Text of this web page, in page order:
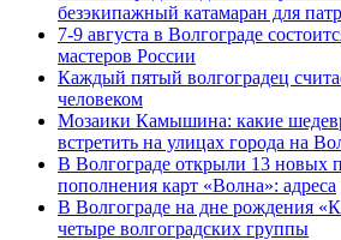
безэкипажный катамаран для
7-9 августа в Волгограде
мастеров России
Каждый пятый волгоградец
человеком
Мозаики Камышина: какие
встретить на улицах города на
В Волгограде открыли 13 новых
пополнения карт «Волна»: адреса
В Волгограде на дне рождения
четыре волгоградских группы